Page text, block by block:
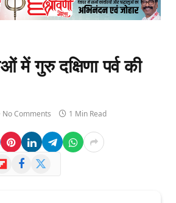
में गुरु दक्षिणा पर्व की
No Comments 1 Min Read
Facebook